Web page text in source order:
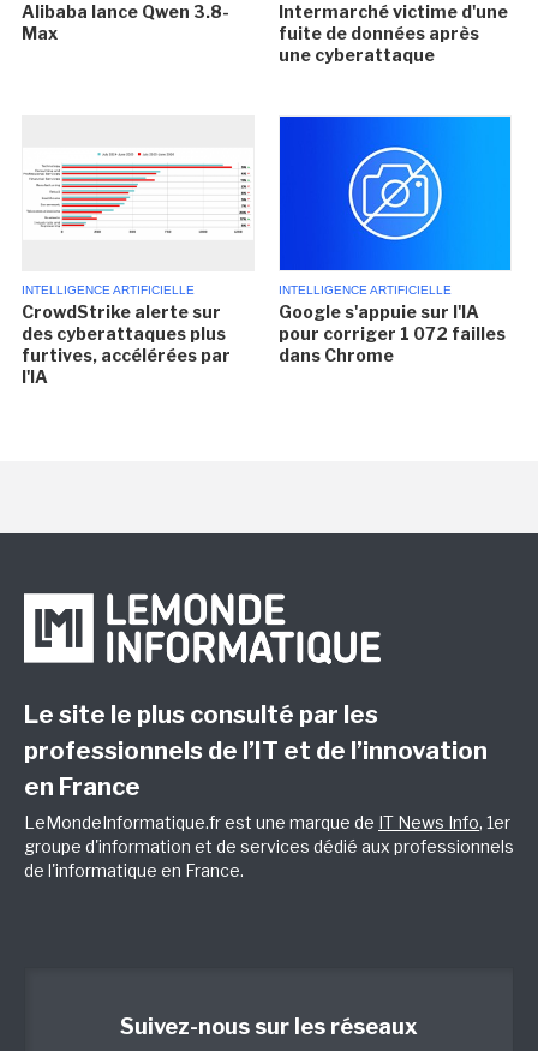
Alibaba lance Qwen 3.8-
Max
Intermarché victime d'une
fuite de données après
une cyberattaque
INTELLIGENCE ARTIFICIELLE
CrowdStrike alerte sur
des cyberattaques plus
furtives, accélérées par
l'IA
INTELLIGENCE ARTIFICIELLE
Google s'appuie sur l'IA
pour corriger 1 072 failles
dans Chrome
Le site le plus consulté par les
professionnels de l’IT et de l’innovation
en France
LeMondeInformatique.fr est une marque de IT News Info, 1er
groupe d'information et de services dédié aux professionnels
de l'informatique en France.
Suivez-nous sur les réseaux